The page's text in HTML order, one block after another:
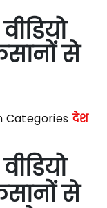
से
Categories देश
से